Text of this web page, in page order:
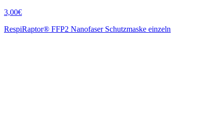
3,00€
RespiRaptor® FFP2 Nanofaser Schutzmaske einzeln